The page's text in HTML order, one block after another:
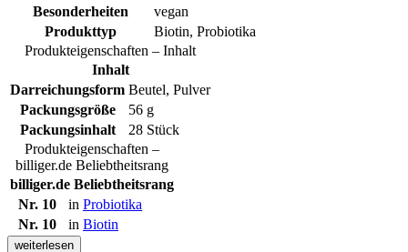
Besonderheiten
vegan
Produkttyp
Biotin, Probiotika
Produkteigenschaften – Inhalt
Inhalt
Darreichungsform Beutel, Pulver
Packungsgröße
56 g
Packungsinhalt
28 Stück
Produkteigenschaften –
billiger.de Beliebtheitsrang
billiger.de Beliebtheitsrang
Nr. 10
in Probiotika
Nr. 10
in Biotin
weiterlesen